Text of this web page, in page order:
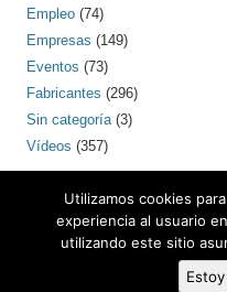
Empleo (74)
Empresas (149)
Eventos (73)
Fabricantes (296)
Sin categoría(3)
Vídeos (357)
Contacto: bcnaero (arroba)
Utilizamos cookies
experiencia al usuario
utilizando este sitio